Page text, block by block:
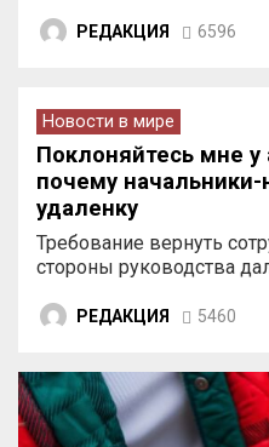
РЕДАКЦИЯ 6596
Новости в мире
Поклоняйтесь мне у
почему
удаленку
Требование вернуть
стороны руководства
РЕДАКЦИЯ 5460